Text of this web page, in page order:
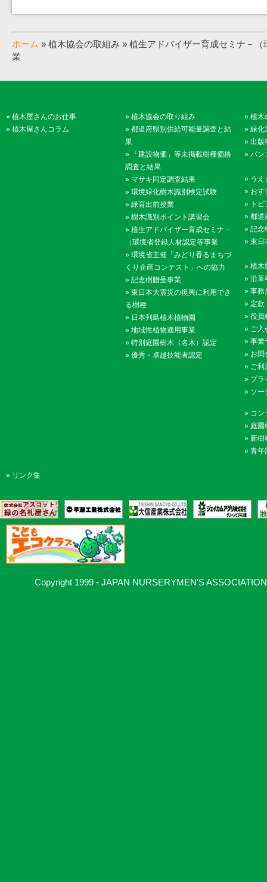
ホーム » 植木協会の取組み » 植生アドバイザー育成セミナ－
業
» 植木屋さんのお仕事
» 植木屋さんコラム
» 植木協会の取り組み
» 都道府県別供給可能量調査と結
果
»
「建設物価」等未掲載樹種価格
調査と結果
» マサキ同定調査結果
» 環境緑化樹木識別検定試験
» 緑育出前授業
» 樹木識別ポイント講習会
» 植生アドバイザー育成セミナ－
（環境省登録人材認定等事業
» 環境省主催「みどり香るまちづ
くり企画コンテスト」への協力
» 記念樹贈呈事業
» 東日本大震災の復興に利用でき
る樹種
» 日本列島植木植物園
» 地域性植物適用事業
» 特別庭園樹木（名木）認定
» 優秀・卓越技能者認定
» 植木
» 緑化
» 出版
» パン
» うえ
» おす
» ト
» 都道
» 記念
» 東日
» 植木
» 沿革
» 事務
» 定款
» 役員
» ご入
» 事業
» お問
» ご利
» プラ
» ソー
» コン
» 庭園
» 新樹
» 青年
» リンク集
Copyright 1999 - JAPAN NURSERYMEN'S